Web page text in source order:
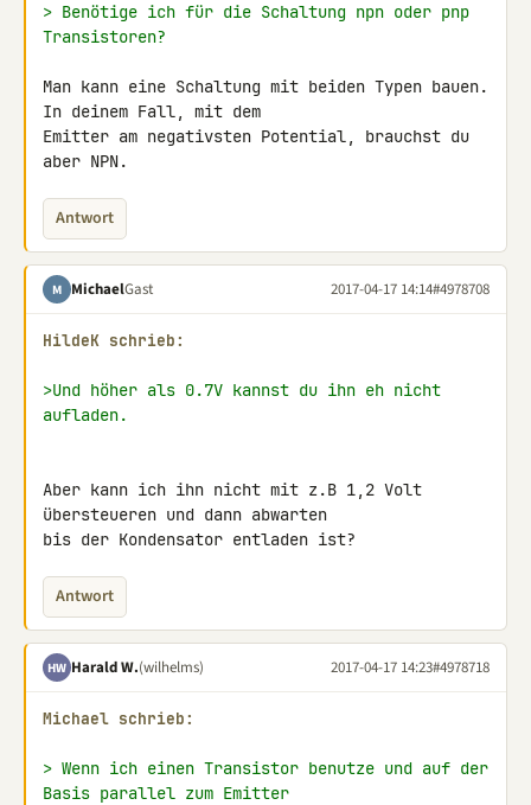
> Benötige ich für die Schaltung npn oder pnp
Transistoren?
Man kann eine Schaltung mit beiden Typen bauen.
In deinem Fall, mit dem
Emitter am negativsten Potential, brauchst du
aber NPN.
Antwort
M MichaelGast 2017-04-17 14:14#4978708
HildeK schrieb:
>Und höher als 0.7V kannst du ihn eh nicht
aufladen.
Aber kann ich ihn nicht mit z.B 1,2 Volt
übersteueren und dann abwarten
bis der Kondensator entladen ist?
Antwort
HW Harald W.(wilhelms) 2017-04-17 14:23#4978718
Michael schrieb:
> Wenn ich einen Transistor benutze und auf der
Basis parallel zum Emitter